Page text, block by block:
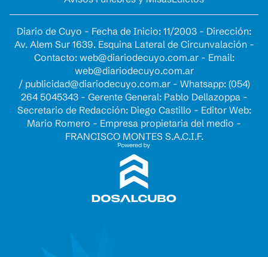
Diario de Cuyo - Fecha de Inicio: 11/2003 - Dirección:
Av. Alem Sur 1639. Esquina Lateral de Circunvalación -
Contacto: web@diariodecuyo.com.ar- Email:
web@diariodecuyo.com.ar
/ publicidad@diariodecuyo.com.ar- Whatsapp: (054)
264 5045343 - Gerente General: Pablo Dellazoppa -
Secretario de Redacción: Diego Castillo - Editor Web:
Mario Romero - Empresa propietaria del medio -
FRANCISCO MONTES S.A.C.I.F.